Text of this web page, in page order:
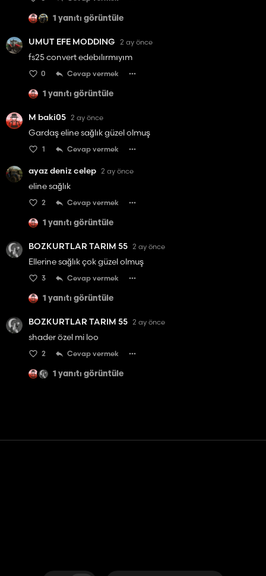
1 yanıtı görüntüle
UMUT EFE MODDING 2 ay önce
fs25 convert edebılırmıyım
0 Cevap vermek
1 yanıtı görüntüle
M baki05 2 ay önce
Gardaş eline sağlık güzel olmuş
1 Cevap vermek
ayaz deniz celep 2 ay önce
eline sağlık
2 Cevap vermek
1 yanıtı görüntüle
BOZKURTLAR TARIM 55 2 ay önce
Ellerine sağlık çok güzel olmuş
3 Cevap vermek
1 yanıtı görüntüle
BOZKURTLAR TARIM 55 2 ay önce
shader özel mi loo
2 Cevap vermek
1 yanıtı görüntüle